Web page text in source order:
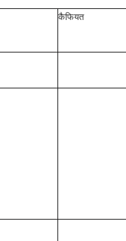
कैफियत